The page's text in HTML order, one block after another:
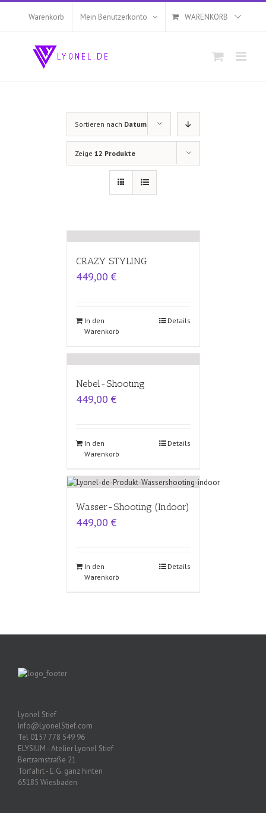
Zum
Warenkorb Mein Benutzerkonto WARENKORB
Sortieren nach Datum
Zeige 12 Produkte
CRAZY STYLING
449,00 €
In den
Warenkorb
Details
Nebel-Shooting
449,00 €
In den
Warenkorb
Details
Wasser-Shooting (Indoor)
449,00 €
In den
Warenkorb
Details
Lyonel Stief
Info@LyonelStief.com
Tel 0157 778 549 96
ELYSIUM - Atelier Lyonel Stief
Bertramstraße 21
Torfahrt - E.G. ganz hinten
65185 Wiesbaden